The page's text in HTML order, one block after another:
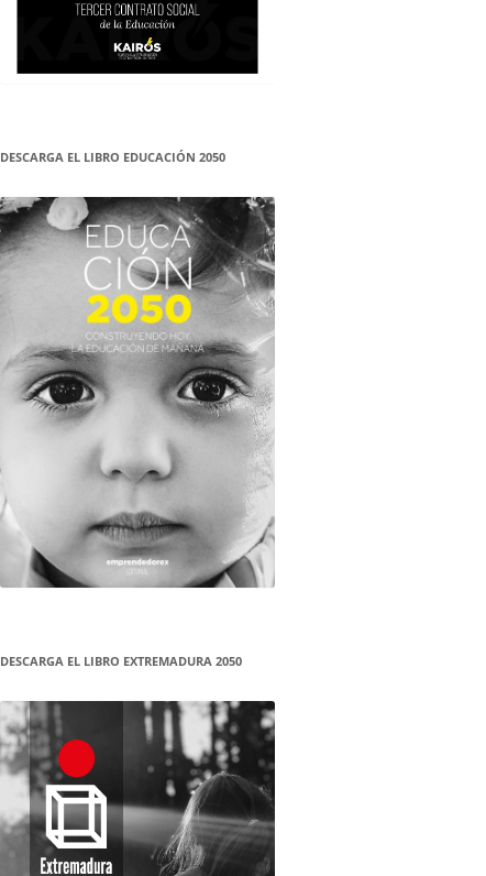
DESCARGA EL LIBRO EDUCACIÓN 2050
DESCARGA EL LIBRO EXTREMADURA 2050